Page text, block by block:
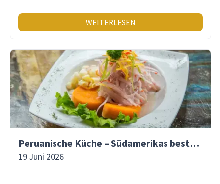
WEITERLESEN
Peruanische Küche – Südamerikas beste Gastronomie
19 Juni 2026